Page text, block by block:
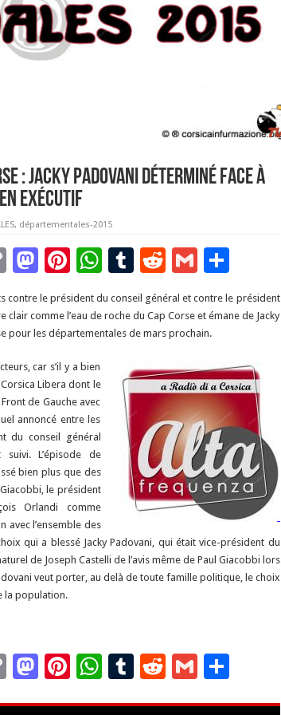
: Jacky Padovani déterminé face à
exécutif
, départementales-2015
C
p
y
Li
n
k
M
as
to
d
o
n
Pi
nt
er
es
t
W
h
at
sA
T
u
m
bl
r
R
e
d
di
t
G
ai
l
P
ar
ta
er
contre le président du conseil général et contre le président
comme l’eau de roche du Cap Corse et émane de Jacky
pour les départementales de mars prochain.
car s’il y a bien
Libera dont le
de Gauche avec
annoncé entre les
du conseil général
L’épisode de
bien plus que des
le président
Orlandi comme
avec l’ensemble des
qui a blessé Jacky Padovani, qui était vice-président du
de Joseph Castelli de l’avis même de Paul Giacobbi lors
veut porter, au delà de toute famille politique, le choix
la population.
C M Pi W T R G P